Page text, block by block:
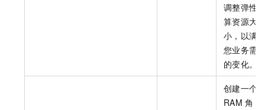
调整弹性
算资源大
小，以满
您业务需
的变化。
创建一个
RAM 角